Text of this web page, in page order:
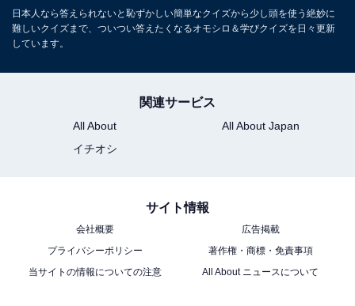
日本人なら答えられないと恥ずかしい簡単なクイズから少し頭を使う絶妙に
難しいクイズまで、ついつい答えたくなるオモシロ＆学びクイズを日々更新
しています。
関連サービス
All About
All About Japan
イチオシ
サイト情報
会社概要
広告掲載
プライバシーポリシー
著作権・商標・免責事項
当サイトの情報についての注意
All About ニュースについて